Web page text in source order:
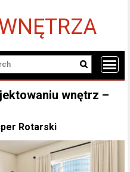
wnętrz –
Rotarski